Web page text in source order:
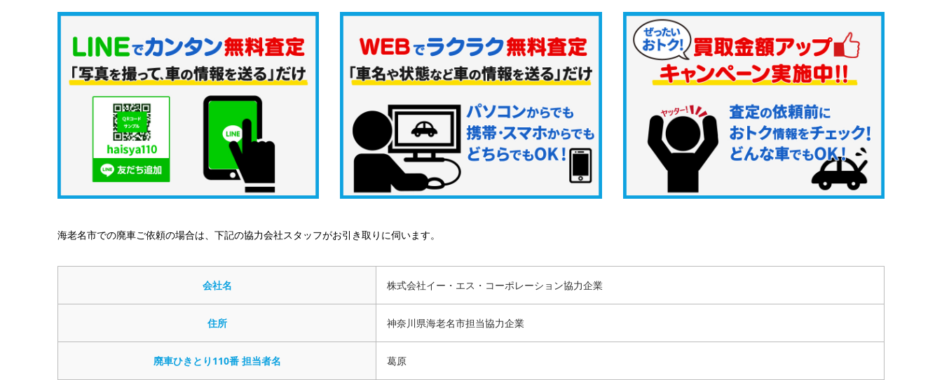
海老名市での廃車ご依頼の場合は、下記の協力会社スタッフがお引き取りに伺います。
会社名 株式会社イー・エス・コーポレーション協力企業
住所 神奈川県海老名市担当協力企業
廃車ひきとり110番 担当者名 葛原